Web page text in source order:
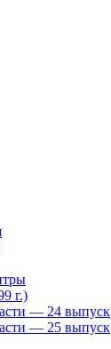
г.)
— 24 выпуск
— 25 выпуск